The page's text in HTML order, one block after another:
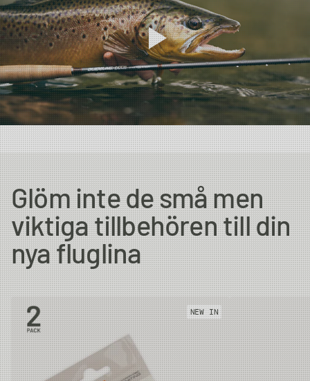
Glöm inte de små men
viktiga tillbehören till din
nya fluglina
NEW IN